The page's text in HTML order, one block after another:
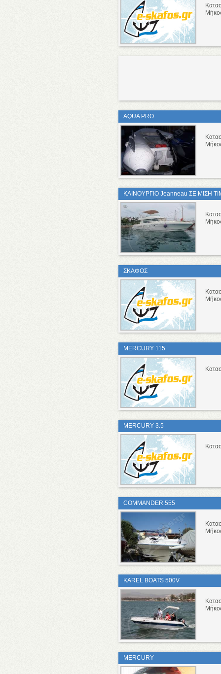
AQUA PRO
ΚΑΙΝΟΥΡΓΙΟ Jeanneau ΣΕ ΜΙΣΗ
ΣΚΑΦΟΣ
MERCURY 115
MERCURY 3.5
COMMANDER 555
KAREL BOATS 500V
MERCURY